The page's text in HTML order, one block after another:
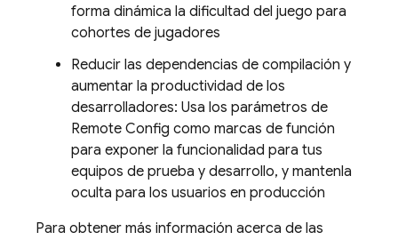
forma dinámica la dificultad del juego para
cohortes de jugadores
Reducir las dependencias de compilación y
aumentar la productividad de los
desarrolladores: Usa los parámetros de
Remote Config como marcas de función
para exponer la funcionalidad para tus
equipos de prueba y desarrollo, y mantenla
oculta para los usuarios en producción
Para obtener más información acerca de las